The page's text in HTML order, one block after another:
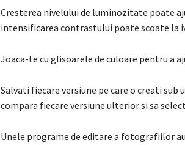
Cresterea nivelului de luminozitate poate
intensificarea contrastului poate scoate la
Joaca-te cu glisoarele de culoare pentru a
Salvati fiecare versiune pe care o creati
compara fiecare versiune ulterior si sa
Unele programe de editare a fotografiilor